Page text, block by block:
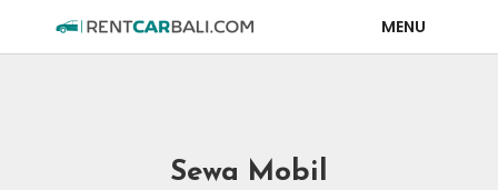
Sewa Mobil